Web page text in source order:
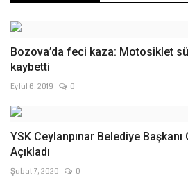
Bozova’da feci kaza: Motosiklet
kaybetti
Eylül 6, 2019 0
YSK Ceylanpınar Belediye Başkanı
Açıkladı
Şubat 7, 2020 0